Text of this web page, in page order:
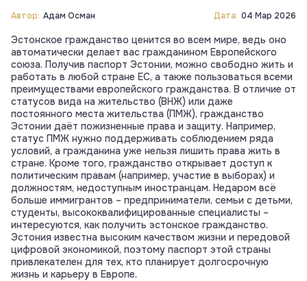
Автор: Адам Осман Дата: 04 Мар 2026
Эстонское гражданство ценится во всем мире, ведь оно
автоматически делает вас гражданином Европейского
союза. Получив паспорт Эстонии, можно свободно жить и
работать в любой стране ЕС, а также пользоваться всеми
преимуществами европейского гражданства. В отличие от
статусов вида на жительство (ВНЖ) или даже
постоянного места жительства (ПМЖ), гражданство
Эстонии даёт пожизненные права и защиту. Например,
статус ПМЖ нужно поддерживать соблюдением ряда
условий, а гражданина уже нельзя лишить права жить в
стране. Кроме того, гражданство открывает доступ к
политическим правам (например, участие в выборах) и
должностям, недоступным иностранцам. Недаром всё
больше иммигрантов – предприниматели, семьи с детьми,
студенты, высококвалифицированные специалисты –
интересуются, как получить эстонское гражданство.
Эстония известна высоким качеством жизни и передовой
цифровой экономикой, поэтому паспорт этой страны
привлекателен для тех, кто планирует долгосрочную
жизнь и карьеру в Европе.